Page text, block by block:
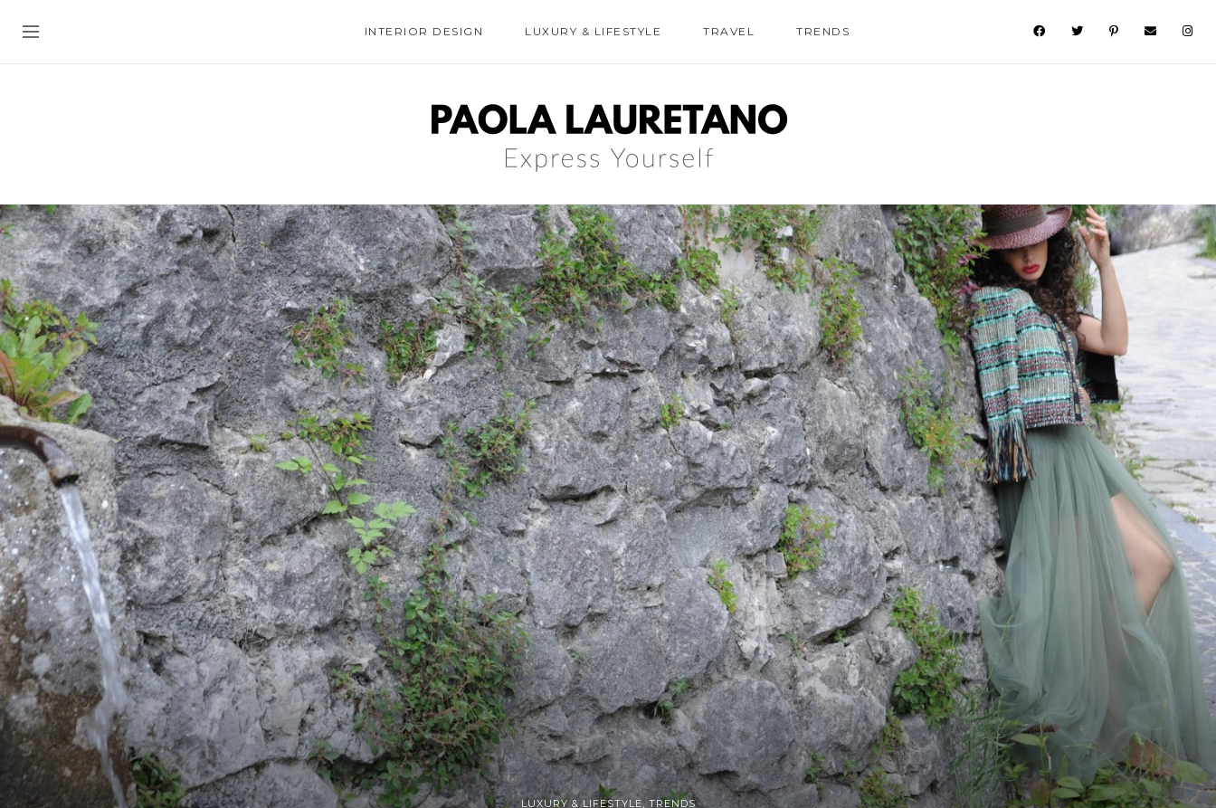
INTERIOR DESIGN LUXURY & LIFESTYLE TRAVEL TRENDS
LUXURY & LIFESTYLE ,TRENDS